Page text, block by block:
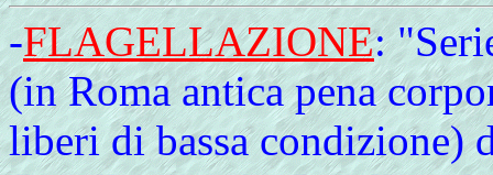
-FLAGELLAZIONE:
(in Roma antica pena
liberi di bassa condizione)